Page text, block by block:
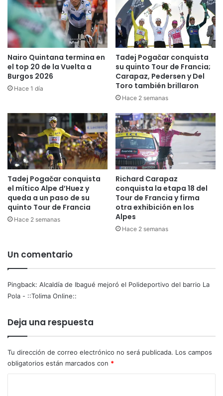
Nairo Quintana termina en
el top 20 de la Vuelta a
Burgos 2026
Hace 1 día
Tadej Pogačar conquista
su quinto Tour de Francia;
Carapaz, Pedersen y Del
Toro también brillaron
Hace 2 semanas
Tadej Pogačar conquista
el mítico Alpe d’Huez y
queda a un paso de su
quinto Tour de Francia
Hace 2 semanas
Richard Carapaz
conquista la etapa 18 del
Tour de Francia y firma
otra exhibición en los
Alpes
Hace 2 semanas
Un comentario
Pingback: Alcaldía de Ibagué mejoró el Polideportivo del barrio La
Pola - ::Tolima Online::
Deja una respuesta
Tu dirección de correo electrónico no será publicada. Los campos
obligatorios están marcados con *